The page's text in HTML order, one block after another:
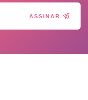
ASSINAR